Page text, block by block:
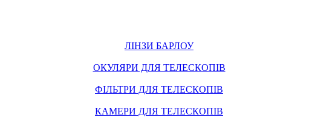
ЛІНЗИ БАРЛОУ
ОКУЛЯРИ ДЛЯ ТЕЛЕСКОПІВ
ФІЛЬТРИ ДЛЯ ТЕЛЕСКОПІВ
КАМЕРИ ДЛЯ ТЕЛЕСКОПІВ